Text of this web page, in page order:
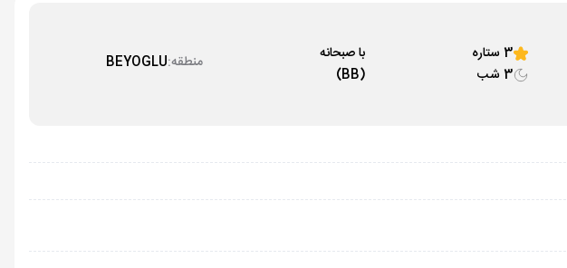
3 ستاره
3 شب
با صبحانه
(BB)
منطقه:BEYOGLU